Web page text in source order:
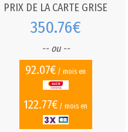
PRIX DE LA CARTE GRISE
350.76€
-- ou --
92.07€ / mois en
122.77€ / mois en